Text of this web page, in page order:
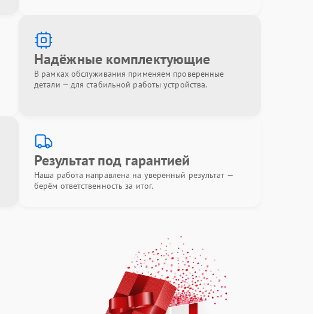
Надёжные комплектующие
В рамках обслуживания применяем проверенные
детали — для стабильной работы устройства.
Результат под гарантией
Наша работа направлена на уверенный результат —
берём ответственность за итог.